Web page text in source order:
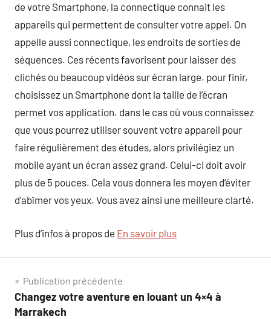
de votre Smartphone, la connectique connait les
appareils qui permettent de consulter votre appel. On
appelle aussi connectique, les endroits de sorties de
séquences. Ces récents favorisent pour laisser des
clichés ou beaucoup vidéos sur écran large. pour finir,
choisissez un Smartphone dont la taille de l’écran
permet vos application. dans le cas où vous connaissez
que vous pourrez utiliser souvent votre appareil pour
faire régulièrement des études, alors privilégiez un
mobile ayant un écran assez grand. Celui-ci doit avoir
plus de 5 pouces. Cela vous donnera les moyen d’éviter
d’abîmer vos yeux. Vous avez ainsi une meilleure clarté.
Plus d’infos à propos de En savoir plus
Navigation
de
Publication précédente
Changez votre aventure en louant un 4×4 à
Marrakech